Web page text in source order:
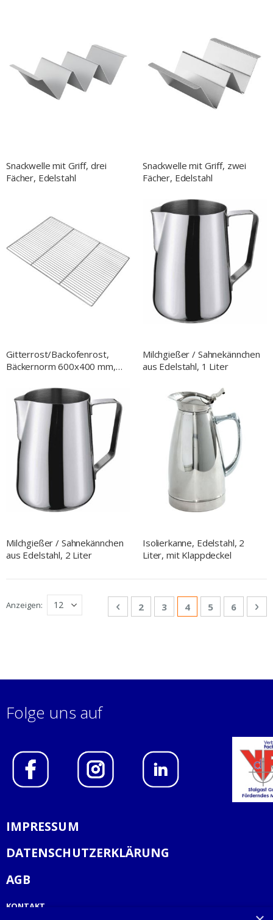
Snackwelle mit Griff, drei
Fächer, Edelstahl
Snackwelle mit Griff, zwei
Fächer, Edelstahl
Gitterrost/Backofenrost,
Bäckernorm 600x400 mm,
Milchgießer / Sahnekännchen
aus Edelstahl, 1 Liter
Milchgießer / Sahnekännchen
aus Edelstahl, 2 Liter
Isolierkanne, Edelstahl, 2
Liter, mit Klappdeckel
Seite
ZurückSeite
2 Seite
3 Sie lesen gerade
4 Seite
5 Seite
6
Anzeigen
Folge uns auf
IMPRESSUM
DATENSCHUTZERKLÄRUNG
AGB
KONTAKT